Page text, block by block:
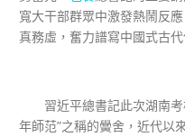
寬大干部群眾中激發熱鬧反
真務虛，奮力譜寫中國式古
習近平總書記此次湖南
年師范”之稱的黌舍，近代以